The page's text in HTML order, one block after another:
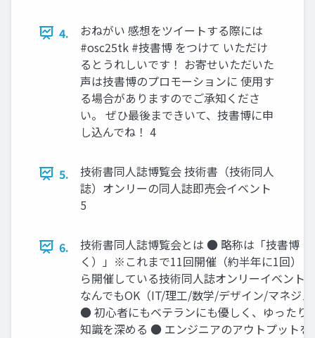
4.
おねがい 感想をツイートする際には
#osc25tk #技書博 をつけて いただけ
るとうれしいです！ お寄せいただいた
声は技書博のプロモーションに 使用す
る場合がありますのでご承知くださ
い。 ぜひ最後まできいて、技書博に申
し込んでね！ 4
5.
技術書同人誌博覧会 技術書（技術同人
誌）オンリーの同人誌即売会イベント
5
6.
技術書同人誌博覧会とは ● 略称は「技書博（
く）」※これまで11回開催（約半年に1回）
ら開催している技術同人誌オンリーイベント
なんでもOK（IT/理工/数学/デザイン/マネジ
● 初心者にもベテランにも優しく、ゆったり
知識を深める ● エンジニアのアウトプットを